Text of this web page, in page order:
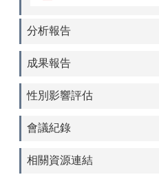
分析報告
成果報告
性別影響評估
會議紀錄
相關資源連結